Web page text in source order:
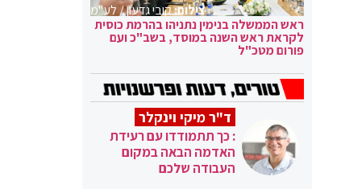
צילום:קובי גדעון / לע"מ
ראש הממשלה בנימין נתניהו בהרמת כוסית
לקראת ראש השנה במוסד, בשב"כ ועם
פורום מטכ"ל
ד"ר מיקי וינקלר
: כך תתמודדו עם רעידת
האדמה הבאה במקום
העבודה שלכם